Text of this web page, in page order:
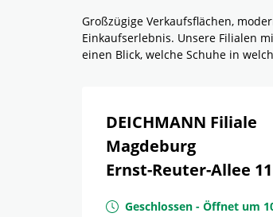
Großzügige Verkaufsflächen,
Einkaufserlebnis. Unsere Filialen
einen Blick, welche Schuhe in
DEICHMANN Filiale
Magdeburg
Ernst-Reuter-Allee 11
Geschlossen - Öffnet um